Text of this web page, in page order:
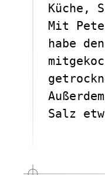
Küche,
Mit
habe
Salz